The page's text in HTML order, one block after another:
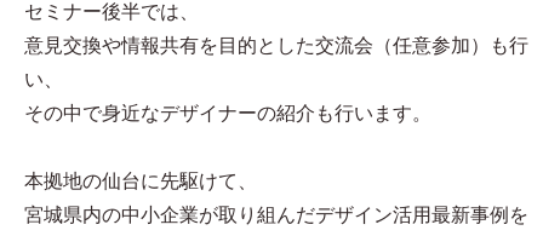
セミナー後半では、
意見交換や情報共有を目的とした交流会（任意参加）も行
い、
その中で身近なデザイナーの紹介も行います。
本拠地の仙台に先駆けて、
宮城県内の中小企業が取り組んだデザイン活用最新事例を